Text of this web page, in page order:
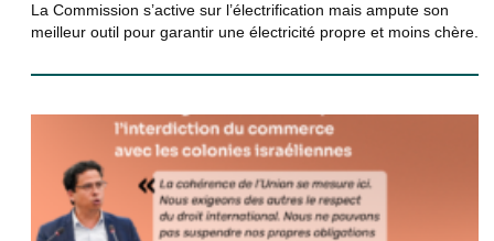
La Commission s’active sur l’électrification mais ampute son
meilleur outil pour garantir une électricité propre et moins chère.